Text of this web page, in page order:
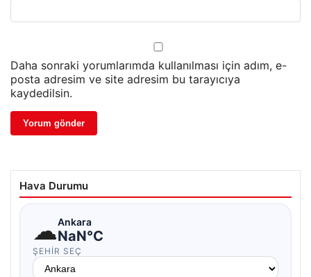
Daha sonraki yorumlarımda kullanılması için adım, e-
posta adresim ve site adresim bu tarayıcıya
kaydedilsin.
Hava Durumu
☁Ankara
NaN°C
ŞEHIR SEÇ